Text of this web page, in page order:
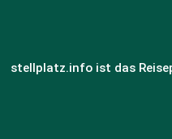
stellplatz.info ist das